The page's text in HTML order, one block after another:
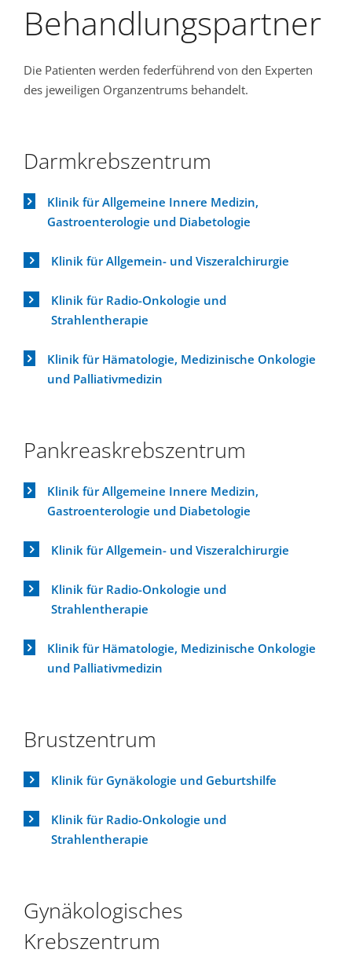
Behandlungspartner
Die Patienten werden federführend von den Experten
des jeweiligen Organzentrums behandelt.
Darmkrebszentrum
Klinik für Allgemeine Innere Medizin,
Gastroenterologie und Diabetologie
Klinik für Allgemein- und Viszeralchirurgie
Klinik für Radio-Onkologie und
Strahlentherapie
Klinik für Hämatologie, Medizinische Onkologie
und Palliativmedizin
Pankreaskrebszentrum
Klinik für Allgemeine Innere Medizin,
Gastroenterologie und Diabetologie
Klinik für Allgemein- und Viszeralchirurgie
Klinik für Radio-Onkologie und
Strahlentherapie
Klinik für Hämatologie, Medizinische Onkologie
und Palliativmedizin
Brustzentrum
Klinik für Gynäkologie und Geburtshilfe
Klinik für Radio-Onkologie und
Strahlentherapie
Gynäkologisches
Krebszentrum